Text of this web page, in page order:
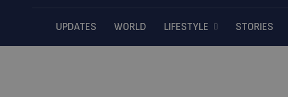
UPDATES WORLD LIFESTYLE STORIES